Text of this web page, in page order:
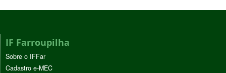
IF Farroupilha
Sobre o IFFar
Cadastro e-MEC